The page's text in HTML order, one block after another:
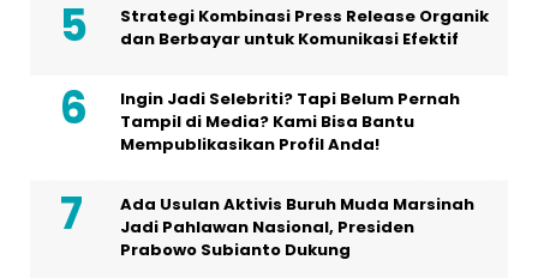
Strategi Kombinasi Press Release Organik
dan Berbayar untuk Komunikasi Efektif
Ingin Jadi Selebriti? Tapi Belum Pernah
Tampil di Media? Kami Bisa Bantu
Mempublikasikan Profil Anda!
Ada Usulan Aktivis Buruh Muda Marsinah
Jadi Pahlawan Nasional, Presiden
Prabowo Subianto Dukung